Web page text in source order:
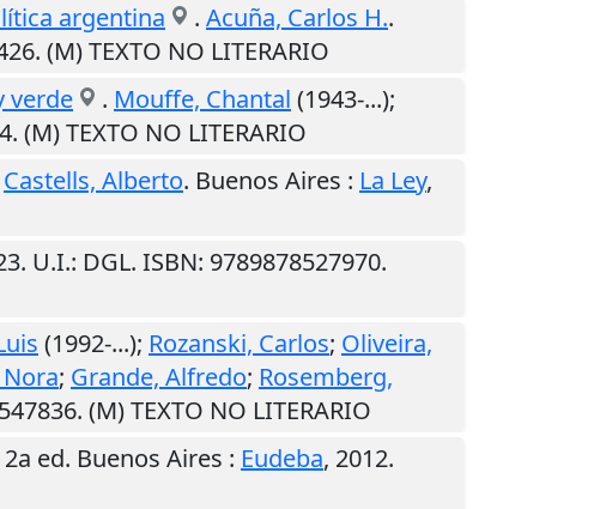
argentina
. Acuña, Carlos H..
(M) TEXTO NO LITERARIO
verde
. Mouffe, Chantal (1943-...);
(M) TEXTO NO LITERARIO
Castells, Alberto. Buenos Aires : La Ley,
. U.I.: DGL. ISBN: 9789878527970.
(1992-...); Rozanski, Carlos; Oliveira,
; Grande, Alfredo; Rosemberg,
(M) TEXTO NO LITERARIO
ed. Buenos Aires : Eudeba, 2012.